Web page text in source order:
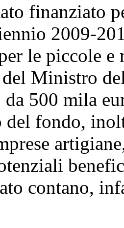
finanziato
2009-
le piccole e
del Ministro
500 mila
fondo,
contano,